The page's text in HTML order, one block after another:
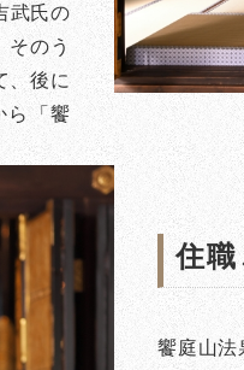
武氏の
そのう
、後に
ら「饗
住
饗庭山法